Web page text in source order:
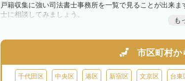
戸籍収集に強い司法書士事務所を一覧で見ることが出来
士に相談してみましょう。
も
市区町村か
千代田区 中央区 港区 新宿区 文京区 台東